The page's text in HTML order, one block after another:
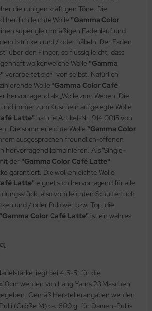
die ruhigen kräftigen Töne. Die
herrlich leichte Wolle "Gamma Color
super gleichmäßigen Fadenlauf und
stricken und / oder häkeln. Der Faden
über den Finger, so flüssig leicht, dass
wolkenweiche Wolle "Gamma
verarbeitet sich "von selbst. Natürlich
Wolle "Gamma Color Café
hervorragend als „Wolle zum Weben. Die
immer zum Kuscheln aufgelegte Wolle
Latte" hat die Artikel-Nr. 914.0015 von
Die sommerleichte Wolle "Gamma Color
ausgesprochen freundlich-offenen
hervorragend kombinieren. Als "Single-
der "Gamma Color Café Latte"
garantiert. Die wolkenleichte Wolle
Latte" eignet sich hervorragend für alle
also vom leichten Schultertuch
und / oder Pullover bzw. Top, die
"Gamma Color Café Latte" ist ein wahres
liegt bei 4,5-5; für die
werden von Lang Yarns 23 Maschen
Gemäß Herstellerangaben werden
(Größe M) ca. 600 g, für Damen-Pullis